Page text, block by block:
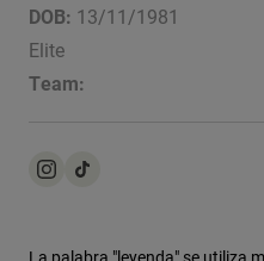
Product Help
Explorar Moto
Camisetas
Sudaderas
Gorras y Gorros
Chaquetas
Calcetines
Ver todo
Ropa Casual
DOB: 13/11/1981
Elite
Team: